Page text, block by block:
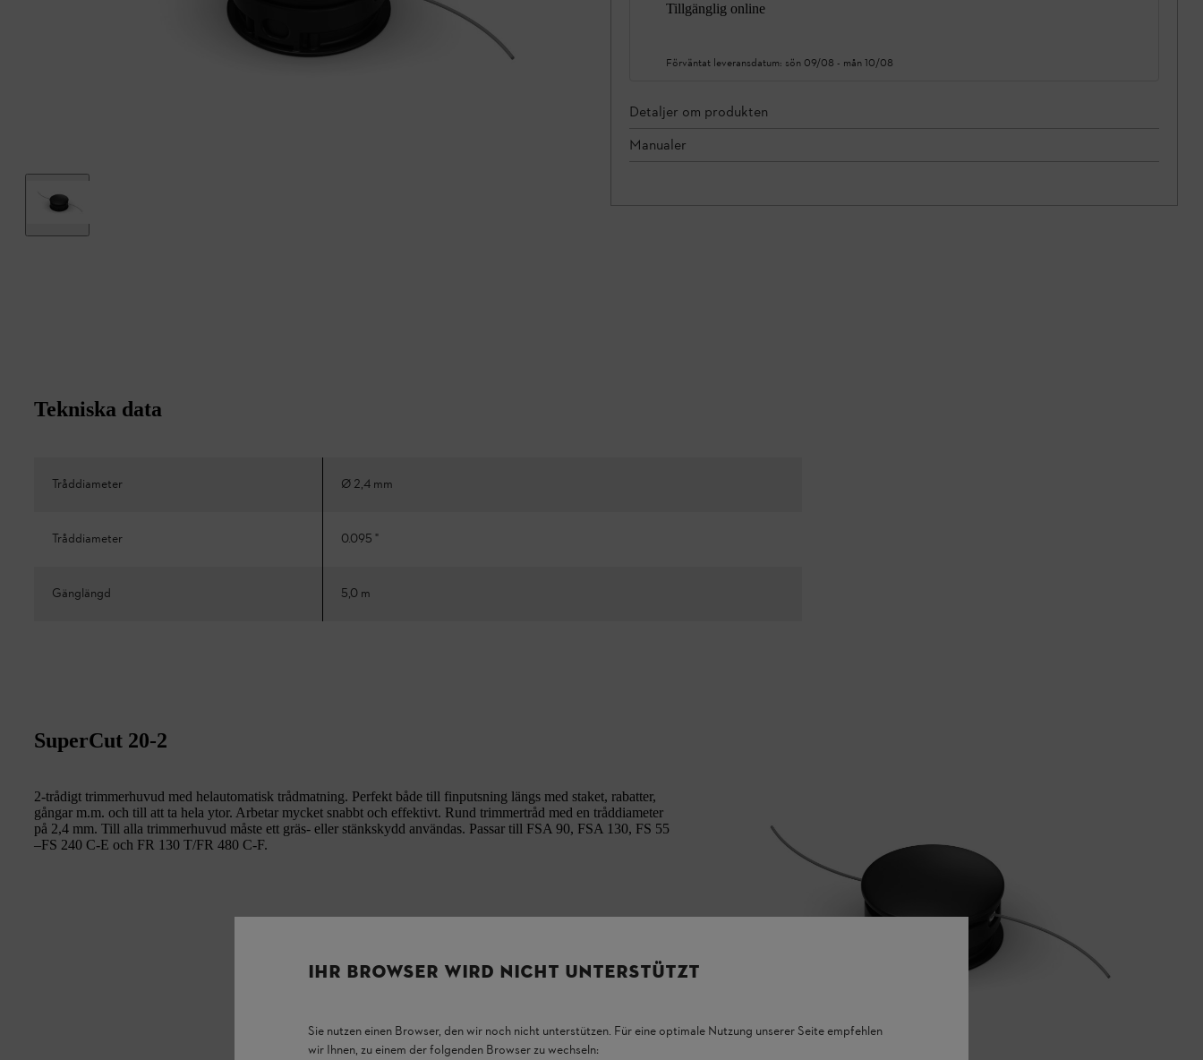
Tillgänglig online
Förväntat leveransdatum: sön 09/08 - mån 10/08
Detaljer om produkten
Manualer
Tekniska data
Tråddiameter Ø 2,4 mm
Tråddiameter 0.095 "
Gänglängd 5,0 m
SuperCut 20-2
2-trådigt trimmerhuvud med helautomatisk trådmatning. Perfekt både till finputsning längs med staket, rabatter,
gångar m.m. och till att ta hela ytor. Arbetar mycket snabbt och effektivt. Rund trimmertråd med en tråddiameter
på 2,4 mm. Till alla trimmerhuvud måste ett gräs- eller stänkskydd användas. Passar till FSA 90, FSA 130, FS 55
–FS 240 C-E och FR 130 T/FR 480 C-F.
IHR BROWSER WIRD NICHT UNTERSTÜTZT
Sie nutzen einen Browser, den wir noch nicht unterstützen. Für eine optimale Nutzung unserer Seite empfehlen
wir Ihnen, zu einem der folgenden Browser zu wechseln: